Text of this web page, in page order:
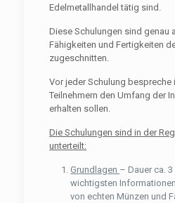
Edelmetallhandel tätig sind.
Diese Schulungen sind genau
Fähigkeiten und Fertigkeiten
zugeschnitten.
Vor jeder Schulung bespreche
Teilnehmern den Umfang der
erhalten sollen.
Die Schulungen sind in der
unterteilt:
Grundlagen – Dauer ca.
wichtigsten
von echten Münzen und